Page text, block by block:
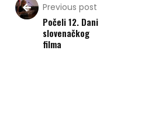
Previous post
Počeli 12. Dani
slovenačkog
filma